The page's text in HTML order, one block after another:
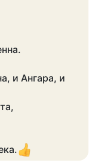
и Ангара, и